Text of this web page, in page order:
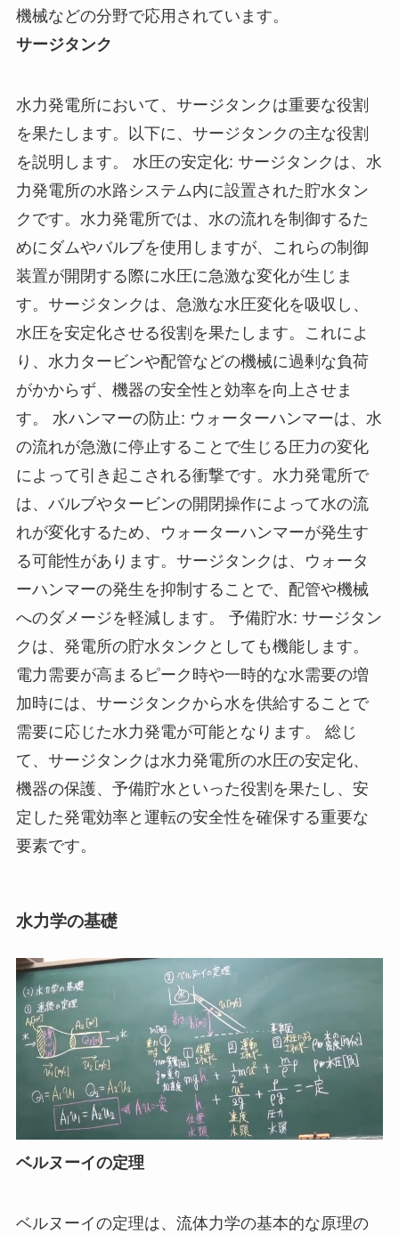
機械などの分野で応用されています。
サージタンク
水力発電所において、サージタンクは重要な役割
を果たします。以下に、サージタンクの主な役割
を説明します。 水圧の安定化: サージタンクは、水
力発電所の水路システム内に設置された貯水タン
クです。水力発電所では、水の流れを制御するた
めにダムやバルブを使用しますが、これらの制御
装置が開閉する際に水圧に急激な変化が生じま
す。サージタンクは、急激な水圧変化を吸収し、
水圧を安定化させる役割を果たします。これによ
り、水力タービンや配管などの機械に過剰な負荷
がかからず、機器の安全性と効率を向上させま
す。 水ハンマーの防止: ウォーターハンマーは、水
の流れが急激に停止することで生じる圧力の変化
によって引き起こされる衝撃です。水力発電所で
は、バルブやタービンの開閉操作によって水の流
れが変化するため、ウォーターハンマーが発生す
る可能性があります。サージタンクは、ウォータ
ーハンマーの発生を抑制することで、配管や機械
へのダメージを軽減します。 予備貯水: サージタン
クは、発電所の貯水タンクとしても機能します。
電力需要が高まるピーク時や一時的な水需要の増
加時には、サージタンクから水を供給することで
需要に応じた水力発電が可能となります。 総じ
て、サージタンクは水力発電所の水圧の安定化、
機器の保護、予備貯水といった役割を果たし、安
定した発電効率と運転の安全性を確保する重要な
要素です。
水力学の基礎
ベルヌーイの定理
ベルヌーイの定理は、流体力学の基本的な原理の